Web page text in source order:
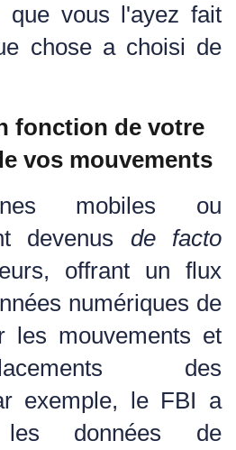
que vous l'ayez fait
chose a choisi de
fonction de votre
vos mouvements
mobiles ou
devenus de facto
offrant un flux
numériques de
les mouvements et
des
exemple, le FBI a
données de